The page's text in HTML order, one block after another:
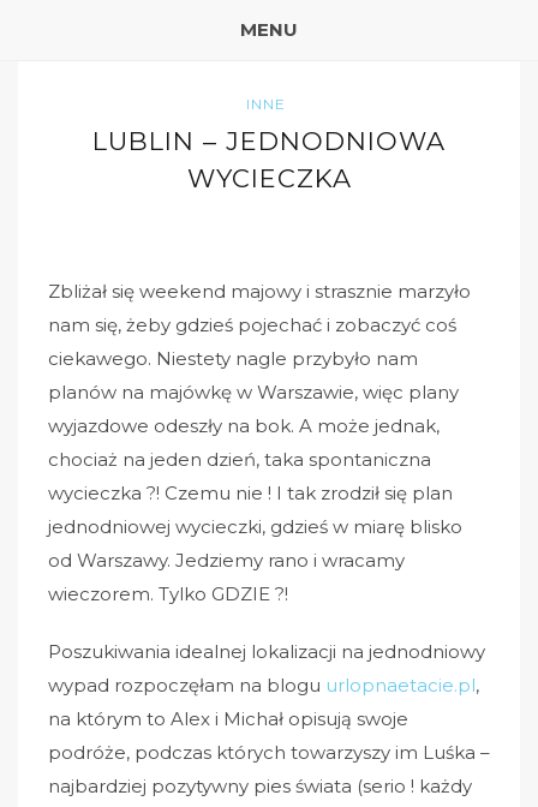
MENU
INNE
LUBLIN – JEDNODNIOWA
WYCIECZKA
Zbliżał się weekend majowy i strasznie marzyło
nam się, żeby gdzieś pojechać i zobaczyć coś
ciekawego. Niestety nagle przybyło nam
planów na majówkę w Warszawie, więc plany
wyjazdowe odeszły na bok. A może jednak,
chociaż na jeden dzień, taka spontaniczna
wycieczka ?! Czemu nie ! I tak zrodził się plan
jednodniowej wycieczki, gdzieś w miarę blisko
od Warszawy. Jedziemy rano i wracamy
wieczorem. Tylko GDZIE ?!
Poszukiwania idealnej lokalizacji na jednodniowy
wypad rozpoczęłam na blogu urlopnaetacie.pl,
na którym to Alex i Michał opisują swoje
podróże, podczas których towarzyszy im Luśka –
najbardziej pozytywny pies świata (serio ! każdy